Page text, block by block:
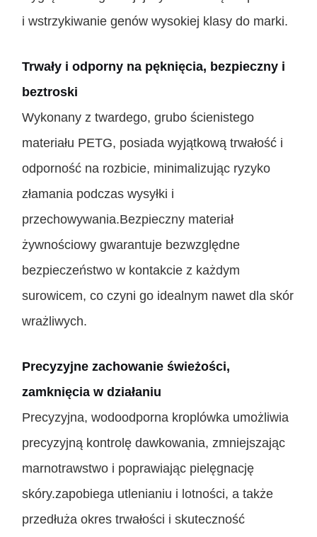
i wstrzykiwanie genów wysokiej klasy do marki.
Trwały i odporny na pęknięcia, bezpieczny i
beztroski
Wykonany z twardego, grubo ścienistego
materiału PETG, posiada wyjątkową trwałość i
odporność na rozbicie, minimalizując ryzyko
złamania podczas wysyłki i
przechowywania.Bezpieczny materiał
żywnościowy gwarantuje bezwzględne
bezpieczeństwo w kontakcie z każdym
surowicem, co czyni go idealnym nawet dla skór
wrażliwych.
Precyzyjne zachowanie świeżości,
zamknięcia w działaniu
Precyzyjna, wodoodporna kroplówka umożliwia
precyzyjną kontrolę dawkowania, zmniejszając
marnotrawstwo i poprawiając pielęgnację
skóry.zapobiega utlenianiu i lotności, a także
przedłuża okres trwałości i skuteczność